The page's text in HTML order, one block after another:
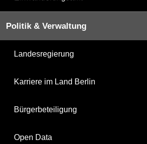
Politik & Verwaltung
Landesregierung
Karriere im Land Berlin
Bürgerbeteiligung
Open Data